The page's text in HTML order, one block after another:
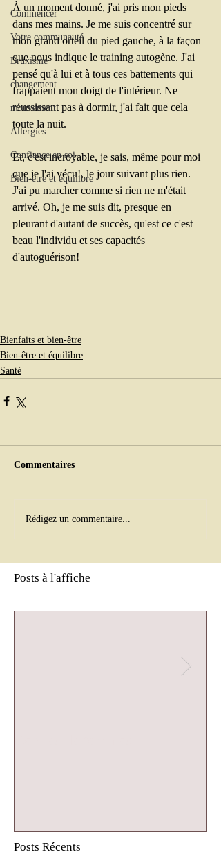
Commencer
Votre communauté
Bruxisme
changement
mouvement
Allergies
Confiance en soi
Bien-être et équilibre
À un moment donné, j'ai pris mon pieds
dans mes mains. Je me suis concentré sur
mon grand orteil du pied gauche, à la façon
que nous indique le training autogène. J'ai
pensé qu'à lui et à tous ces battements qui
frappaient mon doigt de l'intérieur. Ne
réussissant pas à dormir, j'ai fait que cela
toute la nuit.
Et, c'est incroyable, je sais, même pour moi
que je l'ai vécu!, le jour suivant plus rien.
J'ai pu marcher comme si rien ne m'était
arrivé. Oh, je me suis dit, presque en
pleurant d'autant de succès, qu'est ce c'est
beau l'individu et ses capacités
d'autoguérison!
Bienfaits et bien-être
Bien-être et équilibre
Santé
Commentaires
Rédigez un commentaire...
Posts à l'affiche
Posts Récents